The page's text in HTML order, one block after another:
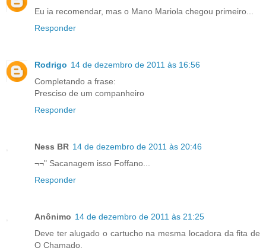
Eu ia recomendar, mas o Mano Mariola chegou primeiro...
Responder
Rodrigo 14 de dezembro de 2011 às 16:56
Completando a frase:
Presciso de um companheiro
Responder
Ness BR 14 de dezembro de 2011 às 20:46
¬¬" Sacanagem isso Foffano...
Responder
Anônimo 14 de dezembro de 2011 às 21:25
Deve ter alugado o cartucho na mesma locadora da fita de
O Chamado.